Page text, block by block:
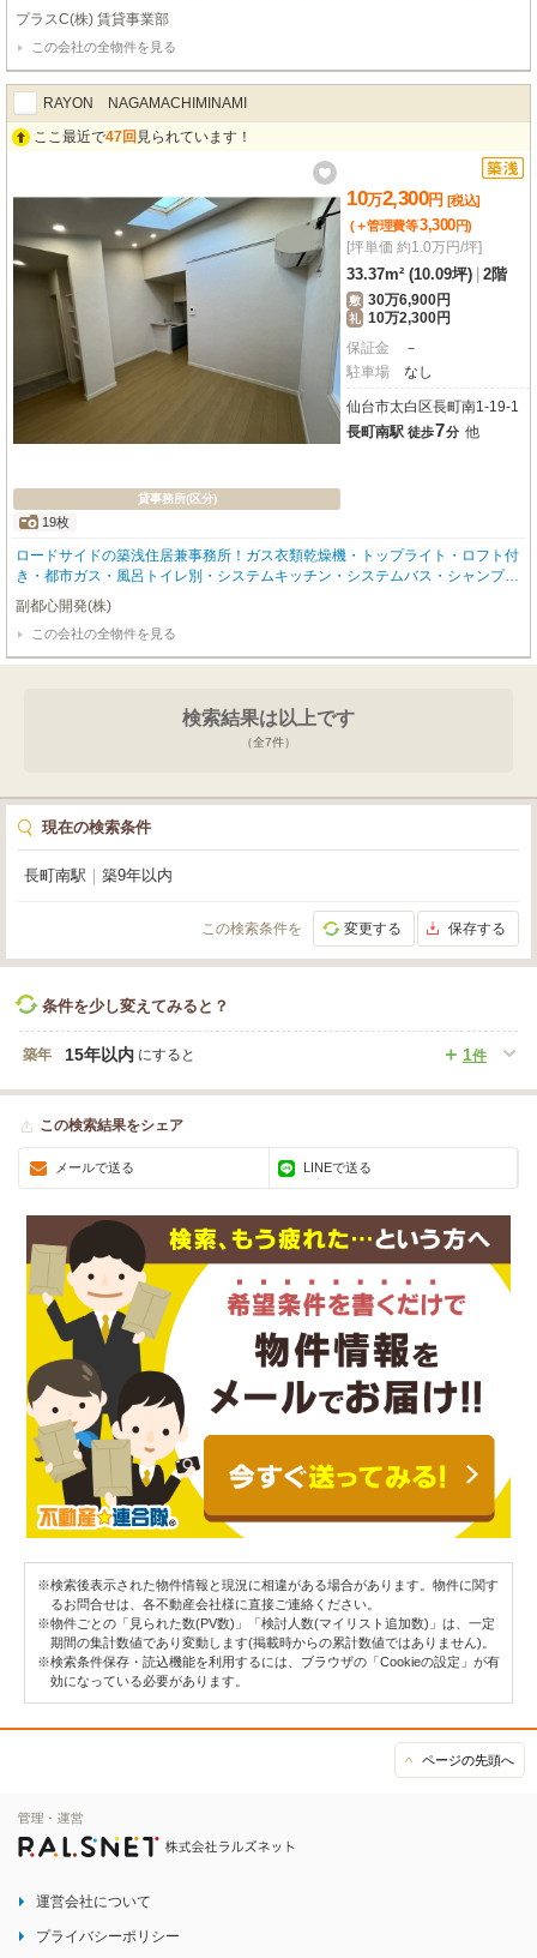
体・整骨院・ネイルやアイラッシュサロンなどにオススメ♪もちろんオフィス
としてのご利用も歓迎♪
プラスC(株) 賃貸事業部
この会社の全物件を見る
RAYON NAGAMACHIMINAMI
ここ最近で47回 見られています！
貸事務所(区分)
19枚
10万2,300円 [税込]
(＋管理費等3,300円)
[坪単価 約1.0万円/坪]
33.37m² (10.09坪) 2階
敷 30万6,900円
礼 10万2,300円
保証金
－
駐車場
なし
仙台市太白区長町南1-19-1
長町南駅 徒歩7分 他
ロードサイドの築浅住居兼事務所！ガス衣類乾燥機・トップライト・ロフト付
き・都市ガス・風呂トイレ別・システムキッチン・システムバス・シャンプー
ドレッサー・室内洗濯機置場・温水洗浄便座・照明器具・ＴＶモニターフォ
ン・宅配ボックス・法人登記可（業種による）
副都心開発(株)
この会社の全物件を見る
検索結果は以上です
（全7件）
現在の検索条件
長町南駅 築9年以内
この検索条件を 変更する 保存する
条件を少し変えてみると？
築年 1件
15年以内 にすると
この検索結果をシェア
メールで送る LINEで送る
※検索後表示された物件情報と現況に相違がある場合があります。物件に関す
るお問合せは、各不動産会社様に直接ご連絡ください。
※物件ごとの「見られた数(PV数)」「検討人数(マイリスト追加数)」は、一定
期間の集計数値であり変動します(掲載時からの累計数値ではありません)。
※検索条件保存・読込機能を利用するには、ブラウザの「Cookieの設定」が有
効になっている必要があります。
ページの先頭へ
運営会社について
プライバシーポリシー